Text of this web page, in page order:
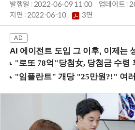
발행일 : 2022-06-09 11:00
업데이트 :
지면 :2022-06-10 3면
AI 에이전트 도입 그 이후, 이제는 성